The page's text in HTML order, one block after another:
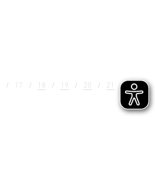
17 18 19 20 21 22